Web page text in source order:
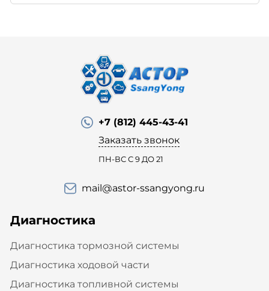
+7 (812) 445-43-41
Заказать звонок
ПН-ВС С 9 ДО 21
mail@astor-ssangyong.ru
Диагностика
Диагностика тормозной системы
Диагностика ходовой части
Диагностика топливной системы